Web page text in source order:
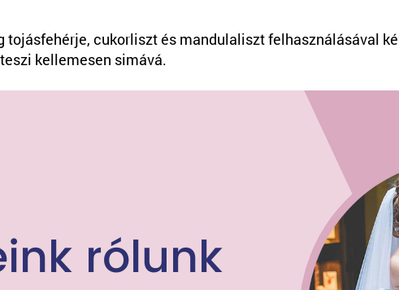
tojásfehérje, cukorliszt és mandulaliszt felhasználásával
kellemesen simává.
rólunk